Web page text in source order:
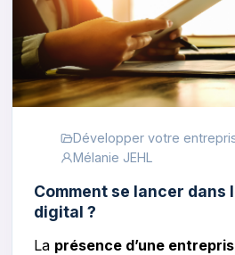
Développer votre
Mélanie JEHL
Comment se lancer dans
digital ?
La présence d’une